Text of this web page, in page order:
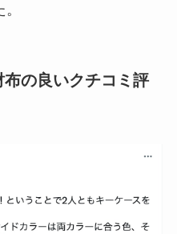
の良いクチコミ評